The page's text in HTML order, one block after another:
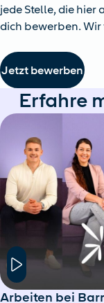
jede Stelle, die
dich bewerben. Wir
Jetzt bewerben
Erfahre
Hier klicken um
Arbeiten bei